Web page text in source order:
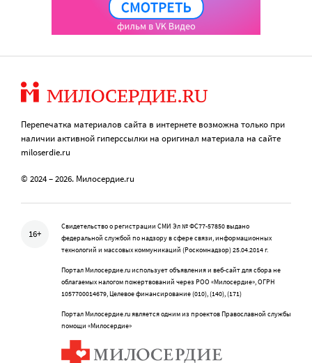
Перепечатка материалов сайта в интернете возможна только при
наличии активной гиперссылки на оригинал материала на сайте
miloserdie.ru
© 2024 – 2026. Милосердие.ru
16+
Свидетельство о регистрации СМИ Эл № ФС77-57850 выдано
федеральной службой по надзору в сфере связи, информационных
технологий и массовых коммуникаций (Роскомнадзор) 25.04.2014 г.
Портал Милосердие.ru использует объявления и веб-сайт для сбора не
облагаемых налогом пожертвований через РОО «Милосердие», ОГРН
1057700014679, Целевое финансирование (010), (140), (171)
Портал Милосердие.ru является одним из проектов Православной службы
помощи «Милосердие»